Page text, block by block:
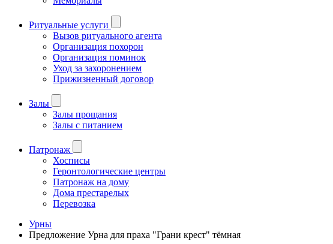
Ритуальные услуги
Вызов ритуального агента
Организация похорон
Организация поминок
Уход за захоронением
Прижизненный договор
Залы
Залы прощания
Залы с питанием
Патронаж
Хосписы
Геронтологические центры
Патронаж на дому
Дома престарелых
Перевозка
Урны
Предложение Урна для праха "Грани крест" тёмная